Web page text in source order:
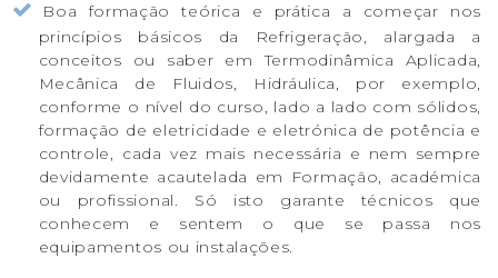
Boa formação teórica e prática a começar nos
princípios básicos da Refrigeração, alargada a
conceitos ou saber em Termodinâmica Aplicada,
Mecânica de Fluidos, Hidráulica, por exemplo,
conforme o nível do curso, lado a lado com sólidos,
formação de eletricidade e eletrónica de potência e
controle, cada vez mais necessária e nem sempre
devidamente acautelada em Formação, académica
ou profissional. Só isto garante técnicos que
conhecem e sentem o que se passa nos
equipamentos ou instalações.